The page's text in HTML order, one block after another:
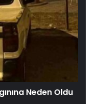
Neden Oldu